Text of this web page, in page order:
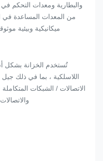
والبطارية ومعدات التحكم
من المعدات المساعدة في
ميكانيكية وبيئية
تُستخدم الخزانة بشكل
الاتصالات / الشبكات